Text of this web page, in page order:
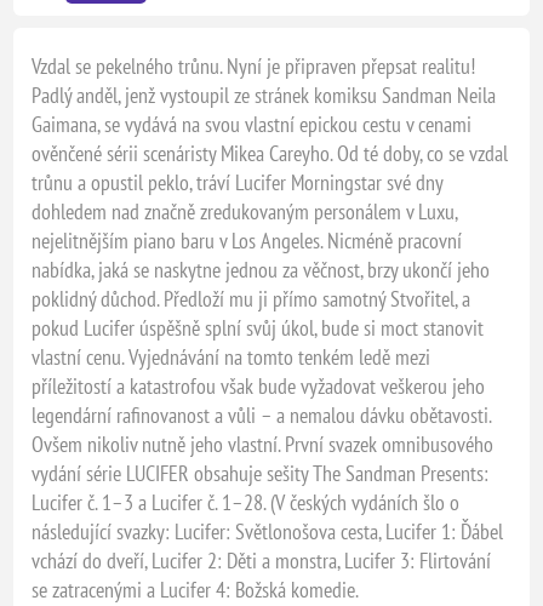
Vzdal se pekelného trůnu. Nyní je připraven přepsat realitu!
Padlý anděl, jenž vystoupil ze stránek komiksu Sandman Neila
Gaimana, se vydává na svou vlastní epickou cestu v cenami
ověnčené sérii scenáristy Mikea Careyho. Od té doby, co se vzdal
trůnu a opustil peklo, tráví Lucifer Morningstar své dny
dohledem nad značně zredukovaným personálem v Luxu,
nejelitnějším piano baru v Los Angeles. Nicméně pracovní
nabídka, jaká se naskytne jednou za věčnost, brzy ukončí jeho
poklidný důchod. Předloží mu ji přímo samotný Stvořitel, a
pokud Lucifer úspěšně splní svůj úkol, bude si moct stanovit
vlastní cenu. Vyjednávání na tomto tenkém ledě mezi
příležitostí a katastrofou však bude vyžadovat veškerou jeho
legendární rafinovanost a vůli – a nemalou dávku obětavosti.
Ovšem nikoliv nutně jeho vlastní. První svazek omnibusového
vydání série LUCIFER obsahuje sešity The Sandman Presents:
Lucifer č. 1–3 a Lucifer č. 1–28. (V českých vydáních šlo o
následující svazky: Lucifer: Světlonošova cesta, Lucifer 1: Ďábel
vchází do dveří, Lucifer 2: Děti a monstra, Lucifer 3: Flirtování
se zatracenými a Lucifer 4: Božská komedie.